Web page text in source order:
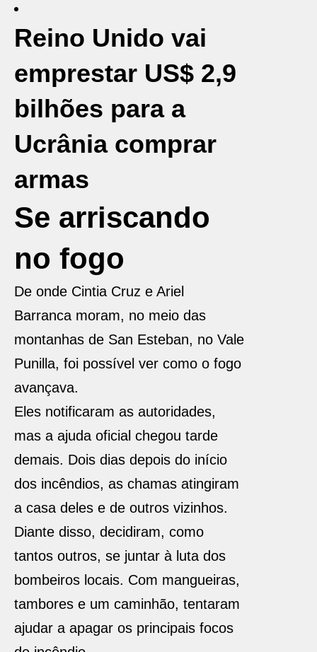
Reino Unido vai
emprestar US$ 2,9
bilhões para a
Ucrânia comprar
armas
Se arriscando
no fogo
De onde Cintia Cruz e Ariel
Barranca moram, no meio das
montanhas de San Esteban, no Vale
Punilla, foi possível ver como o fogo
avançava.
Eles notificaram as autoridades,
mas a ajuda oficial chegou tarde
demais. Dois dias depois do início
dos incêndios, as chamas atingiram
a casa deles e de outros vizinhos.
Diante disso, decidiram, como
tantos outros, se juntar à luta dos
bombeiros locais. Com mangueiras,
tambores e um caminhão, tentaram
ajudar a apagar os principais focos